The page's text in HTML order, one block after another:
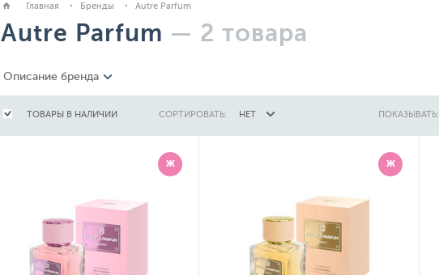
Главная Бренды Autre Parfum
Autre Parfum — 2 товара
Описание бренда
ТОВАРЫ В НАЛИЧИИ СОРТИРОВАТЬ: НЕТ ПОКАЗЫВАТЬ:
Ж Ж